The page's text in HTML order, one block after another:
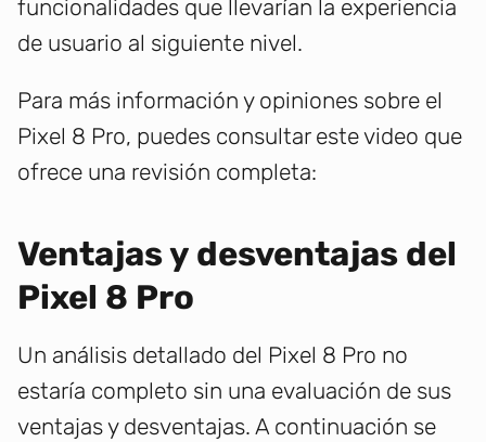
funcionalidades que llevarían la experiencia
de usuario al siguiente nivel.
Para más información y opiniones sobre el
Pixel 8 Pro, puedes consultar este video que
ofrece una revisión completa:
Ventajas y desventajas del
Pixel 8 Pro
Un análisis detallado del Pixel 8 Pro no
estaría completo sin una evaluación de sus
ventajas y desventajas. A continuación se